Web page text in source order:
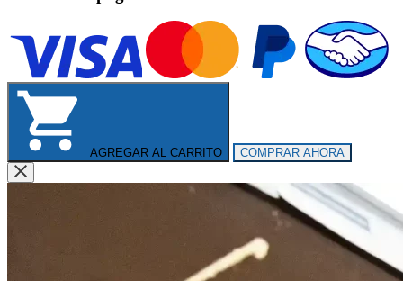
AGREGAR AL CARRITO COMPRAR AHORA